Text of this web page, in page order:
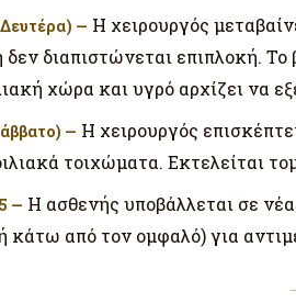
— Η χειρουργός
διαπιστώνεται επιπλοκή.
χώρα και υγρό αρχίζει να
— Η χειρουργός
τοιχώματα. Εκτελείται
— Η ασθενής υποβάλλεται σε
κάτω από τον ομφαλό) για